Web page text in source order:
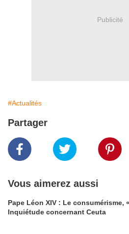
Publicité
#Actualités
Partager
Vous aimerez aussi
Pape Léon XIV : Le consumérisme,
Inquiétude concernant Ceuta